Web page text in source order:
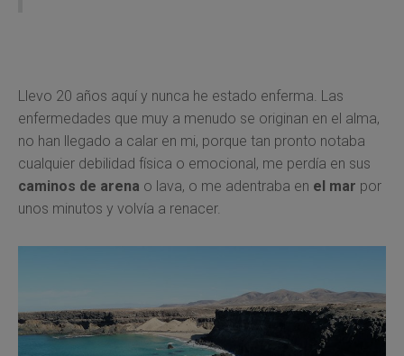
Llevo 20 años aquí y nunca he estado enferma. Las
enfermedades que muy a menudo se originan en el alma,
no han llegado a calar en mi, porque tan pronto notaba
cualquier debilidad física o emocional, me perdía en sus
caminos de arena o lava, o me adentraba en el mar por
unos minutos y volvía a renacer.